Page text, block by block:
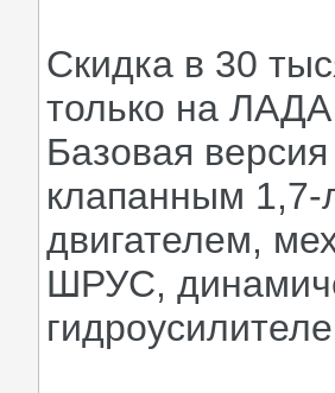
Скидка в 30
только на ЛАДА
Базовая
клапанным
двигателем,
ШРУС,